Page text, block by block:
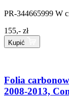
PR-344665999 W
155,- zł
Kupić
Folia
2008-2013,